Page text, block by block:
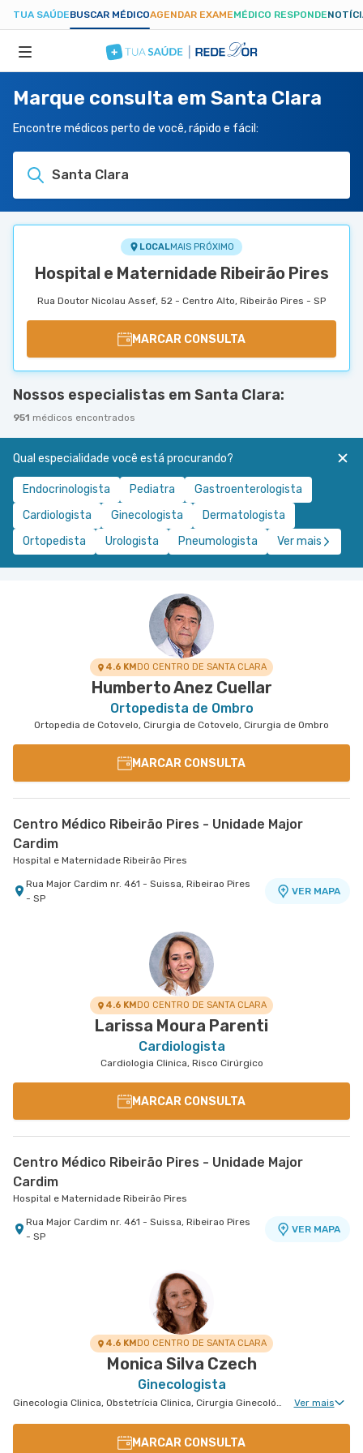
TUA SAÚDEBUSCAR MÉDICOAGENDAR EXAMEMÉDICO RESPONDE
ESPECIALIDADES
HOSPITAIS
TUASAUDE.COM
Marque consulta em Santa Clara
Encontre médicos perto de você, rápido e fácil:
Santa Clara
LOCALMAIS PRÓXIMO
Hospital e Maternidade Ribeirão Pires
Rua Doutor Nicolau Assef, 52 - Centro Alto, Ribeirão Pires - SP
MARCAR CONSULTA
Nossos especialistas em Santa Clara:
951 médicos encontrados
Qual especialidade você está procurando?
Endocrinologista Pediatra
Gastroenterologista
Cardiologista
Ginecologista
Dermatologista
Ortopedista
Urologista Pneumologista Ver mais
4.6 KMDO CENTRO DE SANTA CLARA
Humberto Anez Cuellar
Ortopedista de Ombro
Ortopedia de Cotovelo, Cirurgia de Cotovelo, Cirurgia de Ombro
MARCAR CONSULTA
Centro Médico Ribeirão Pires - Unidade Major
Cardim
Hospital e Maternidade Ribeirão Pires
Rua Major Cardim nr. 461 - Suissa, Ribeirao Pires
- SP
VER MAPA
4.6 KMDO CENTRO DE SANTA CLARA
Larissa Moura Parenti
Cardiologista
Cardiologia Clinica, Risco Cirúrgico
MARCAR CONSULTA
Centro Médico Ribeirão Pires - Unidade Major
Cardim
Hospital e Maternidade Ribeirão Pires
Rua Major Cardim nr. 461 - Suissa, Ribeirao Pires
- SP
VER MAPA
4.6 KMDO CENTRO DE SANTA CLARA
Monica Silva Czech
Ginecologista
Ginecologia Clinica, Obstetrícia Clinica, Cirurgia Ginecológica, Ginecologia Endócrina, Núcleo de Endometriose, Uroginecologia, Cirurgia Robótica Ginecológica, Reprodução Humana, Ginecologia Oncológica, Miomatose Uterina(Miomas), Ginecologia Videohisteroscopia Ver mais
MARCAR CONSULTA